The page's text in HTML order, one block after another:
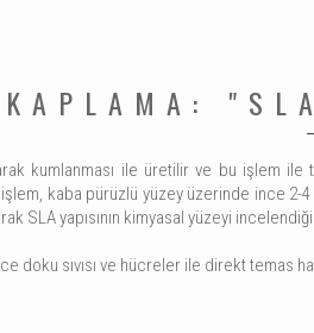
kumlanması ile üretilir ve bu
kaba pürüzlü yüzey üzerinde ince
SLA yapısının kimyasal yüzeyi
doku sıvısı ve hücreler ile direkt temas